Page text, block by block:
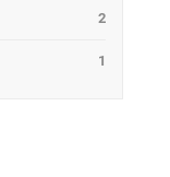
2
1